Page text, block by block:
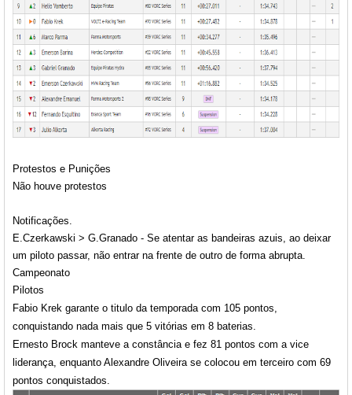
Protestos e Punições
Não houve protestos
Notificações.
E.Czerkawski > G.Granado - Se atentar as bandeiras azuis, ao deixar
um piloto passar, não entrar na frente de outro de forma abrupta.
Campeonato
Pilotos
Fabio Krek garante o titulo da temporada com 105 pontos,
conquistando nada mais que 5 vitórias em 8 baterias.
Ernesto Brock manteve a constância e fez 81 pontos com a vice
liderança, enquanto Alexandre Oliveira se colocou em terceiro com 69
pontos conquistados.